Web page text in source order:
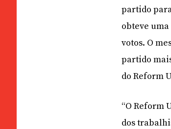
partido
obteve
votos. O
partido
do Reform
“O Reform
dos